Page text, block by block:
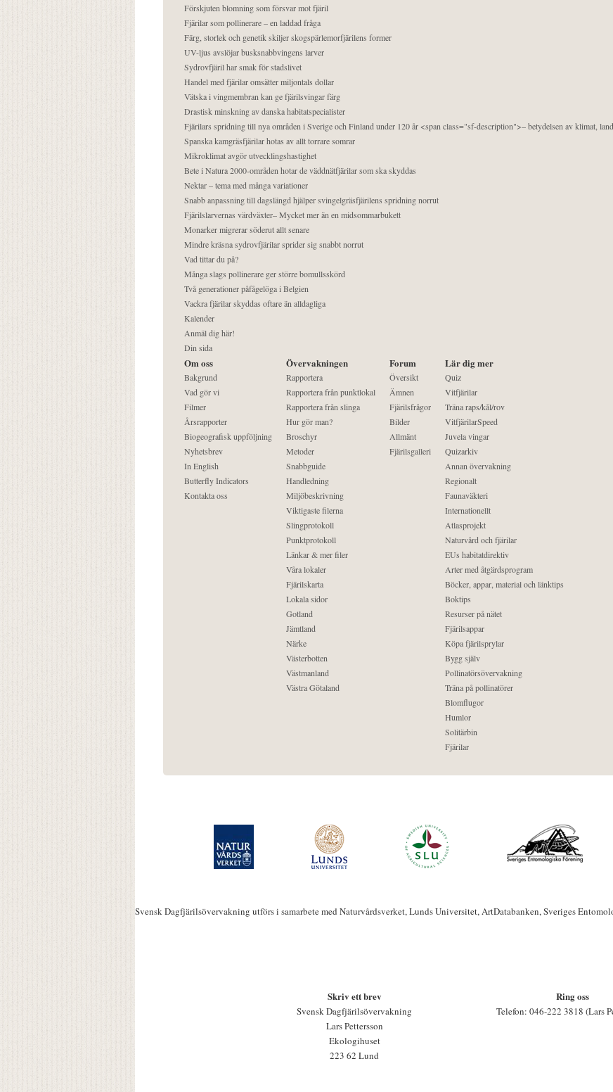
Förskjuten blomning som försvar mot fjäril
Fjärilar som pollinerare – en laddad fråga
Färg, storlek och genetik skiljer skogspärlemorfjärilens former
UV-ljus avslöjar busksnabbvingens larver
Sydrovfjäril har smak för stadslivet
Handel med fjärilar omsätter miljontals dollar
Vätska i vingmembran kan ge fjärilsvingar färg
Drastisk minskning av danska habitatspecialister
Fjärilars spridning till nya områden i Sverige och Finland under 120 år <span class="sf-description">– betydelsen av klimat,
Spanska kamgräsfjärilar hotas av allt torrare somrar
Mikroklimat avgör utvecklingshastighet
Bete i Natura 2000-områden hotar de väddnätfjärilar som ska skyddas
Nektar – tema med många variationer
Snabb anpassning till dagslängd hjälper svingelgräsfjärilens spridning norrut
Fjärilslarvernas värdväxter– Mycket mer än en midsommarbukett
Monarker migrerar söderut allt senare
Mindre kräsna sydrovfjärilar sprider sig snabbt norrut
Vad tittar du på?
Många slags pollinerare ger större bomullsskörd
Två generationer påfågelöga i Belgien
Vackra fjärilar skyddas oftare än alldagliga
Kalender
Anmäl dig här!
Din sida
Om oss
Bakgrund
Vad gör vi
Filmer
Årsrapporter
Biogeografisk uppföljning
Nyhetsbrev
In English
Butterfly Indicators
Kontakta oss
Övervakningen
Rapportera
Rapportera från punktlokal
Rapportera från slinga
Hur gör man?
Broschyr
Metoder
Snabbguide
Handledning
Miljöbeskrivning
Viktigaste filerna
Slingprotokoll
Punktprotokoll
Länkar & mer filer
Våra lokaler
Fjärilskarta
Lokala sidor
Gotland
Jämtland
Närke
Västerbotten
Västmanland
Västra Götaland
Forum
Översikt
Ämnen
Fjärilsfrågor
Bilder
Allmänt
Fjärilsgalleri
Lär dig mer
Quiz
Vitfjärilar
Träna raps/kål/rov
VitfjärilarSpeed
Juvela vingar
Quizarkiv
Annan övervakning
Regionalt
Faunaväkteri
Internationellt
Atlasprojekt
Naturvård och fjärilar
EUs habitatdirektiv
Arter med åtgärdsprogram
Böcker, appar, material och länktips
Boktips
Resurser på nätet
Fjärilsappar
Köpa fjärilsprylar
Bygg själv
Pollinatörsövervakning
Träna på pollinatörer
Blomflugor
Humlor
Solitärbin
Fjärilar
Svensk Dagfjärilsövervakning utförs i samarbete med Naturvårdsverket, Lunds Universitet, ArtDatabanken, Sveriges
Skriv ett brev
Svensk Dagfjärilsövervakning
Lars Pettersson
Ekologihuset
223 62 Lund
Ring oss
Telefon: 046-222 3818 (Lars